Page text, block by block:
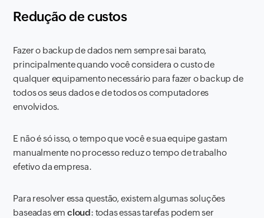
Redução de custos
Fazer o backup de dados nem sempre sai barato,
principalmente quando você considera o custo de
qualquer equipamento necessário para fazer o backup de
todos os seus dados e de todos os computadores
envolvidos.
E não é só isso, o tempo que você e sua equipe gastam
manualmente no processo reduz o tempo de trabalho
efetivo da empresa.
Para resolver essa questão, existem algumas soluções
baseadas emcloud: todas essas tarefas podem ser